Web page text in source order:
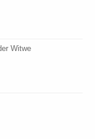
Witwe